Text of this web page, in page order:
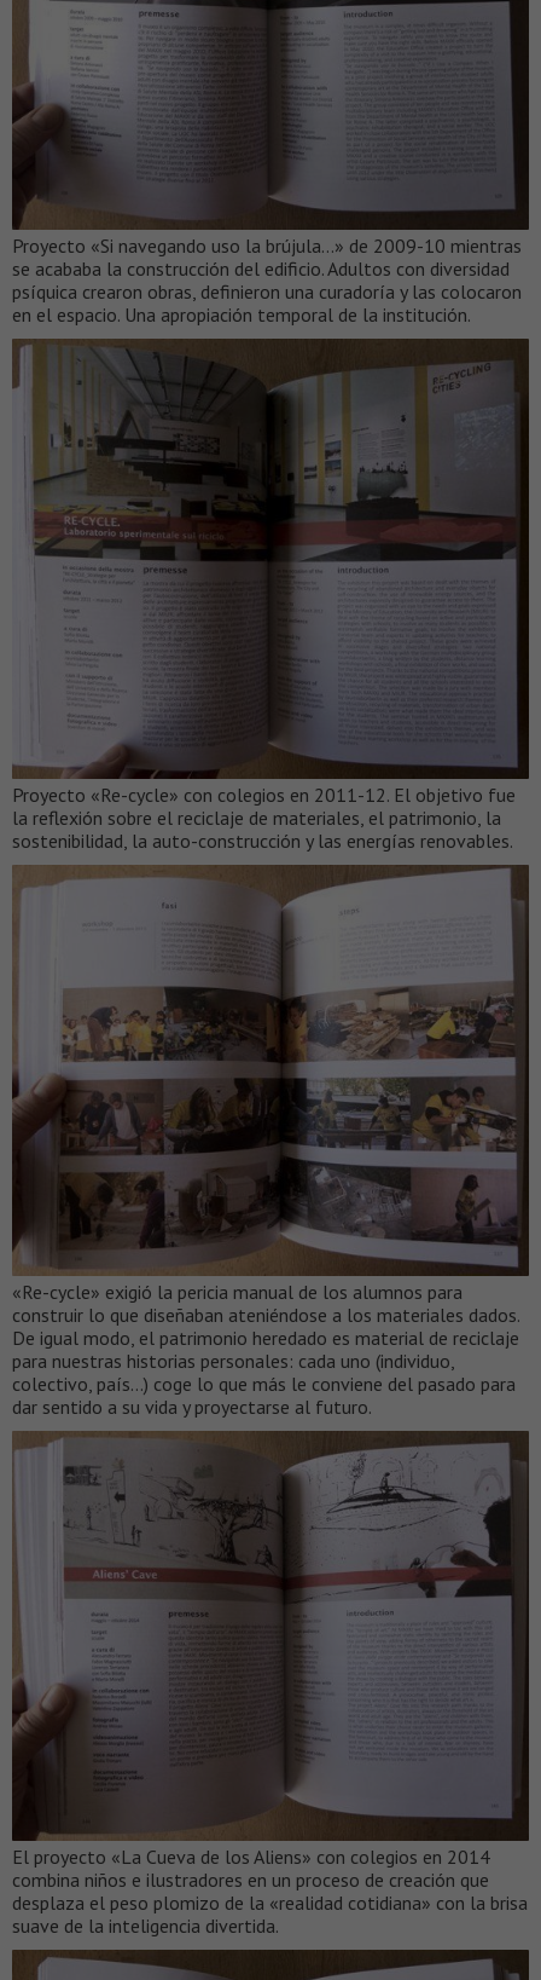
Proyecto «Si navegando uso la brújula…» de 2009-10 mientras
se acababa la construcción del edificio. Adultos con diversidad
psíquica crearon obras, definieron una curadoría y las colocaron
en el espacio. Una apropiación temporal de la institución.
Proyecto «Re-cycle» con colegios en 2011-12. El objetivo fue
la reflexión sobre el reciclaje de materiales, el patrimonio, la
sostenibilidad, la auto-construcción y las energías renovables.
«Re-cycle» exigió la pericia manual de los alumnos para
construir lo que diseñaban ateniéndose a los materiales dados.
De igual modo, el patrimonio heredado es material de reciclaje
para nuestras historias personales: cada uno (individuo,
colectivo, país…) coge lo que más le conviene del pasado para
dar sentido a su vida y proyectarse al futuro.
El proyecto «La Cueva de los Aliens» con colegios en 2014
combina niños e ilustradores en un proceso de creación que
desplaza el peso plomizo de la «realidad cotidiana» con la brisa
suave de la inteligencia divertida.